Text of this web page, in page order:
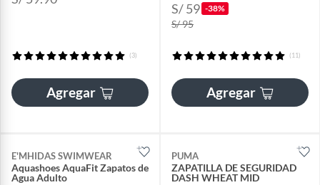
(3)
Agregar
S/ 59 -38%
S/ 95
(11)
Agregar
E'MHIDAS SWIMWEAR
Aquashoes AquaFit Zapatos de
Agua Adulto
PUMA
ZAPATILLA DE SEGURIDAD
DASH WHEAT MID